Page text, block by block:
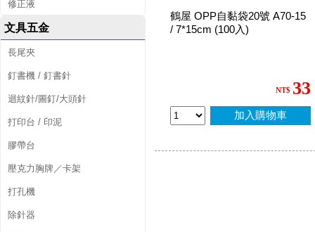
修正液
文具五金
長尾夾
釘書機 / 釘書針
迴紋針/圖釘/大頭針
打印台 / 印泥
膠帶台
壓克力胸牌／卡架
打孔機
除針器
鶴屋 OPP自黏袋20號 A70-15
/ 7*15cm (100入)
NT$ 33
加入購物車